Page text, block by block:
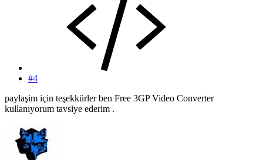
#4
paylaşim için teşekkürler ben Free 3GP Video Converter
kullanıyorum tavsiye ederim .